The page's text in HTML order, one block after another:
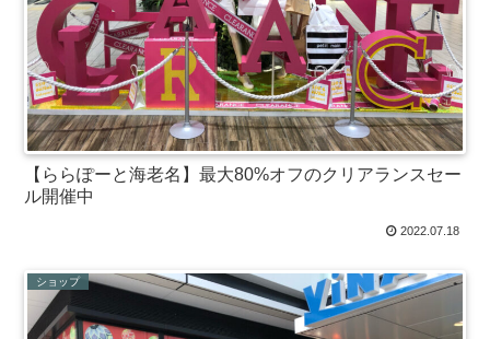
【ららぽーと海老名】最大80%オフのクリアランスセー
ル開催中
2022.07.18
ショップ